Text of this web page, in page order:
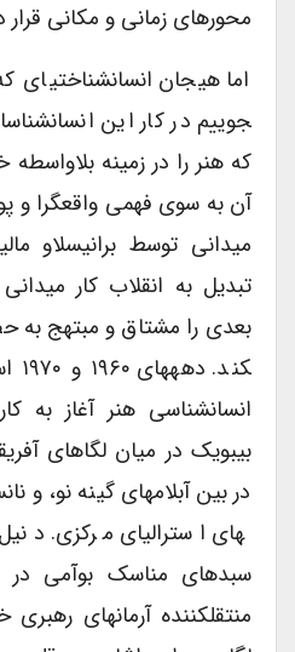
محورهای زمانی و مکانی قرار
جوییم در کار این
که هنر را در زمینه بلاواسطه
آن به سوی فهمی واقع­گرا و
تبدیل به انقلاب کار
کند.
انسان­شناسی هنر آغاز به
بیبویک در میان لگاهای
سبدهای مناسک بوآمی در
منتقل­کننده آرمان­های